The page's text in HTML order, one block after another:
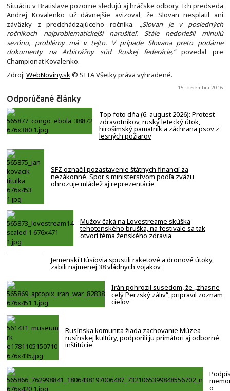
Situáciu v Bratislave pozorne sledujú aj hráčske odbory. Ich predseda
Andrej Kovalenko už dávnejšie avizoval, že Slovan nesplatil ani
záväzky z predchádzajúceho ročníka. „Slovan je v posledných
ročníkoch najproblematickejší narušiteľ. Stále nedoriešil minulú
sezónu, problémy má v tejto. V prípade Slovana preto podáme
dokumenty na Arbitrážny súd Ruskej federácie,“povedal pre
Championat Kovalenko.
Zdroj: WebNoviny.sk© SITA Všetky práva vyhradené.
15. decembra 2016
Odporúčané články
Top foto dňa (6. august 2026): Protest
zdravotníkov, ruský letecký útok,
hirošimský pamätník a záchrana psov z
lesných požiarov
SFZ označil pozastavenie štátnych financií za
nezákonné. Spor s ministerstvom podľa zväzu
ohrozuje mládež aj reprezentácie
Mužov čaká na Lovestreame skúška
tehotenského bruška, na festivale sa tak
otvorí téma ženského zdravia
Jemenskí Húsíovia spustili raketové a dronové útoky,
zabili najmenej 38 vládnych vojakov
Irán pohrozil susedom, že „zhasne
celý Perzský záliv“, pripravil zoznam
cieľov
Rusínska komunita žiada zachovanie Múzea
rusínskej kultúry, podporili ju primátori aj odborné
inštitúcie
o